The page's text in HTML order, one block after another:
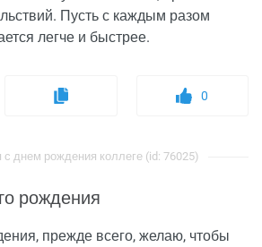
Пусть с каждым разом
легче и быстрее.
0
с днем рождения коллеге (id: 76025)
рождения
прежде всего, желаю, чтобы